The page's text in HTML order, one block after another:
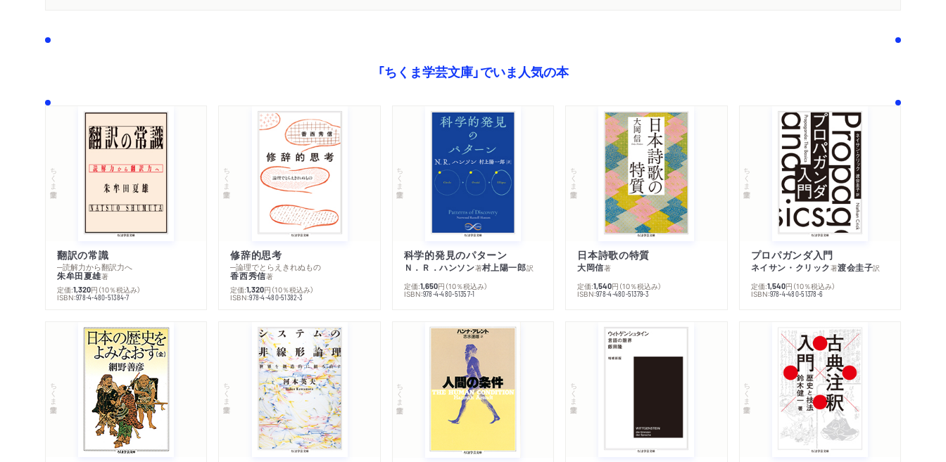
「ちくま学芸文庫」でいま人気の本
ちくま学芸文庫
翻訳の常識
─読解力から翻訳力へ
朱牟田夏雄著
定価:1,320円 （10％税込み）
ISBN:978-4-480-51384-7
ちくま学芸文庫
修辞的思考
─論理でとらえきれぬもの
香西秀信著
定価:1,320円 （10％税込み）
ISBN:978-4-480-51382-3
ちくま学芸文庫
科学的発見のパターン
Ｎ．Ｒ．ハンソン著村上陽一郎訳
定価:1,650円 （10％税込み）
ISBN:978-4-480-51357-1
ちくま学芸文庫
日本詩歌の特質
大岡信著
定価:1,540円 （10％税込み）
ISBN:978-4-480-51379-3
ちくま学芸文庫
プロパガンダ入門
ネイサン・クリック著渡会圭子訳
定価:1,540円 （10％税込み）
ISBN:978-4-480-51378-6
ちくま学芸文庫 ちくま学芸文庫 ちくま学芸文庫 ちくま学芸文庫 ちくま学芸文庫